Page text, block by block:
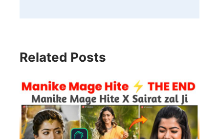
Related Posts